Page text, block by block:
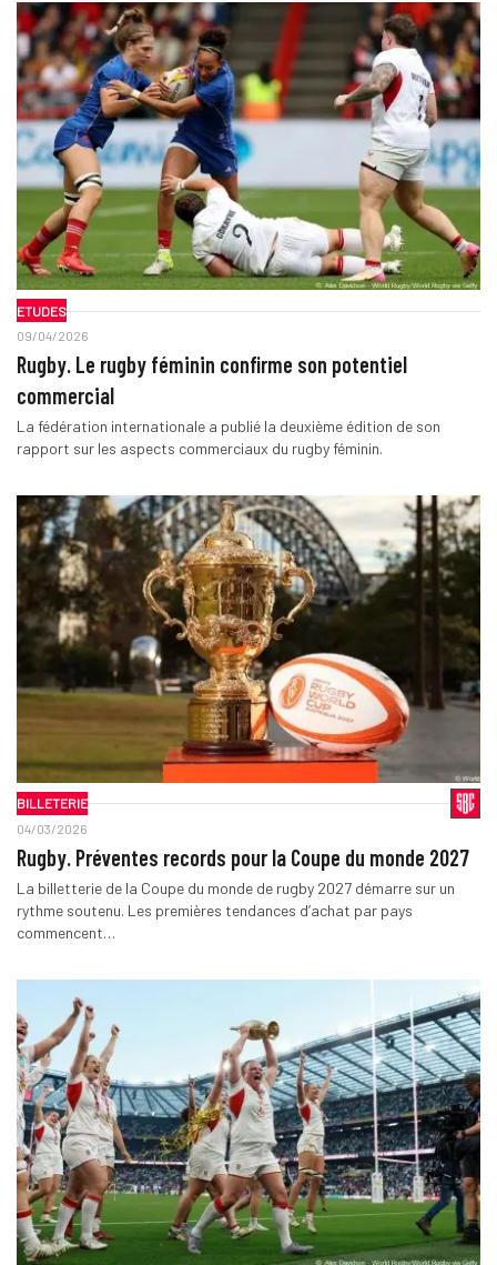
ETUDES
09/04/2026
Rugby. Le rugby féminin confirme son potentiel
commercial
La fédération internationale a publié la deuxième édition de son
rapport sur les aspects commerciaux du rugby féminin.
BILLETERIE
04/03/2026
Rugby. Préventes records pour la Coupe du monde 2027
La billetterie de la Coupe du monde de rugby 2027 démarre sur un
rythme soutenu. Les premières tendances d’achat par pays
commencent…